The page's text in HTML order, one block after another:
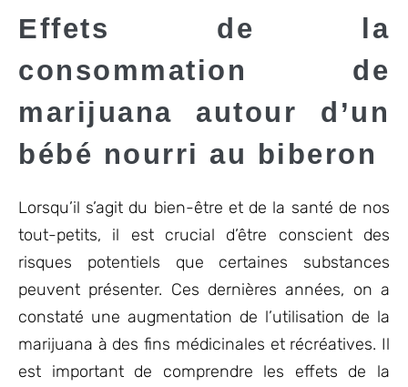
Effets de la
consommation de
marijuana autour d’un
bébé nourri au biberon
Lorsqu’il s’agit du bien-être et de la santé de nos
tout-petits, il est crucial d’être conscient des
risques potentiels que certaines substances
peuvent présenter. Ces dernières années, on a
constaté une augmentation de l’utilisation de la
marijuana à des fins médicinales et récréatives. Il
est important de comprendre les effets de la